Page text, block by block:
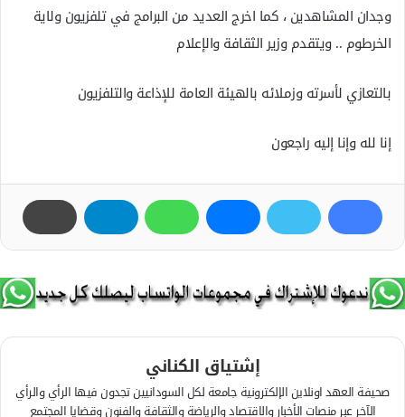
وجدان المشاهدين ، كما اخرج العديد من البرامج في تلفزيون ولاية
الخرطوم .. ويتقدم وزير الثقافة والإعلام
بالتعازي لأسرته وزملائه بالهيئة العامة للإذاعة والتلفزيون
إنا لله وإنا إليه راجعون
إشتياق الكناني
صحيفة العهد اونلاين الإلكترونية جامعة لكل السودانيين تجدون فيها الرأي والرأي
الآخر عبر منصات الأخبار والاقتصاد والرياضة والثقافة والفنون وقضايا المجتمع